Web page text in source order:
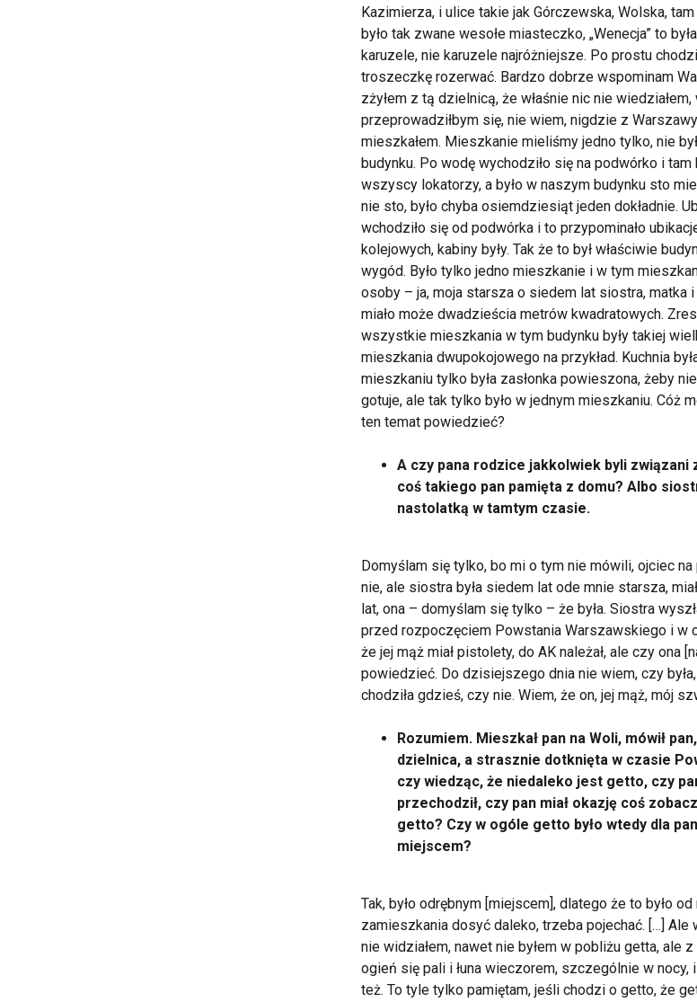
Kazimierza, i ulice takie jak Górczewska, Wolska,
było tak zwane wesołe miasteczko, „Wenecja” to
karuzele, nie karuzele najróżniejsze. Po prostu
troszeczkę rozerwać. Bardzo dobrze wspominam
zżyłem z tą dzielnicą, że właśnie nic nie
przeprowadziłbym się, nie wiem, nigdzie z
mieszkałem. Mieszkanie mieliśmy jedno tylko, nie
budynku. Po wodę wychodziło się na podwórko i tam
wszyscy lokatorzy, a było w naszym budynku sto
nie sto, było chyba osiemdziesiąt jeden dokładnie.
wchodziło się od podwórka i to przypominało
kolejowych, kabiny były. Tak że to był właściwie
wygód. Było tylko jedno mieszkanie i w tym
osoby – ja, moja starsza o siedem lat siostra, matka
miało może dwadzieścia metrów kwadratowych.
wszystkie mieszkania w tym budynku były takiej
mieszkania dwupokojowego na przykład. Kuchnia
mieszkaniu tylko była zasłonka powieszona, żeby
gotuje, ale tak tylko było w jednym mieszkaniu. Cóż
ten temat powiedzieć?
A czy pana rodzice jakkolwiek byli związani
coś takiego pan pamięta z domu? Albo
nastolatką w tamtym czasie.
Domyślam się tylko, bo mi o tym nie mówili, ojciec
nie, ale siostra była siedem lat ode mnie starsza,
lat, ona – domyślam się tylko – że była. Siostra
przed rozpoczęciem Powstania Warszawskiego i w
że jej mąż miał pistolety, do AK należał, ale czy ona
powiedzieć. Do dzisiejszego dnia nie wiem, czy
chodziła gdzieś, czy nie. Wiem, że on, jej mąż, mój
Rozumiem. Mieszkał pan na Woli, mówił
dzielnica, a strasznie dotknięta w czasie
czy wiedząc, że niedaleko jest getto, czy
przechodził, czy pan miał okazję coś
getto? Czy w ogóle getto było wtedy dla
miejscem?
Tak, było odrębnym [miejscem], dlatego że to było
zamieszkania dosyć daleko, trzeba pojechać. […] Ale
nie widziałem, nawet nie byłem w pobliżu getta, ale z
ogień się pali i łuna wieczorem, szczególnie w nocy, i
też. To tyle tylko pamiętam, jeśli chodzi o getto, że